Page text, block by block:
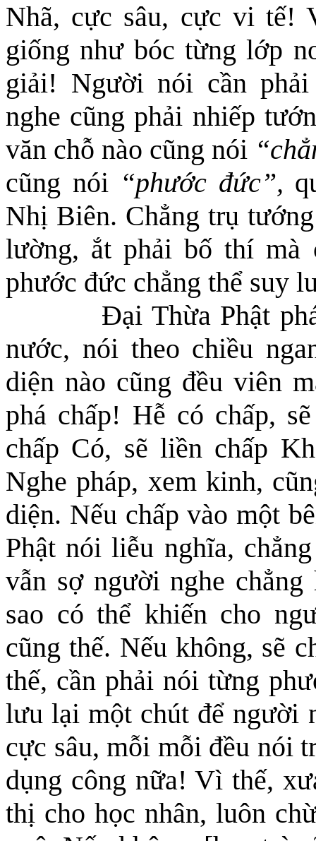
Nhã, cực sâu, cực vi tế!
giống như bóc từng lớp
giải! Người nói cần
nghe cũng phải nhiếp
văn chỗ nào cũng nói
cũng nói “phước đức”,
Nhị Biên. Chẳng trụ
lường, ắt phải bố thí mà
phước đức chẳng thể suy
Đại Thừa Phật
nước, nói theo chiều
diện nào cũng đều viên
phá chấp! Hễ có chấp,
chấp Có, sẽ liền chấp
Nghe pháp, xem kinh,
diện. Nếu chấp vào một
Phật nói liễu nghĩa,
vẫn sợ người nghe
sao có thể khiến cho
cũng thế. Nếu không, sẽ
thế, cần phải nói từng
lưu lại một chút để người
cực sâu, mỗi mỗi đều nói
dụng công nữa! Vì thế,
thị cho học nhân, luôn